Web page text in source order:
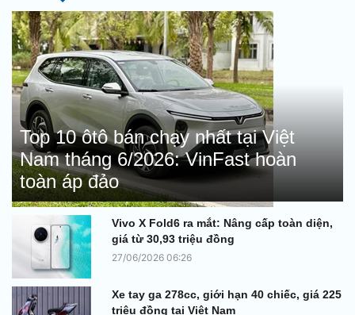
Top 10 ôtô bán chạy nhất tại Việt
Nam tháng 6/2026: VinFast hoàn
toàn áp đảo
Vivo X Fold6 ra mắt: Nâng cấp toàn diện,
giá từ 30,93 triệu đồng
27/06/2026 06:26
Xe tay ga 278cc, giới hạn 40 chiếc, giá 225
triệu đồng tại Việt Nam